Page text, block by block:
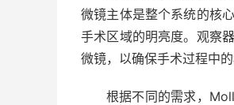
微镜主体是整个系统的核
手术区域的明亮度。观察
微镜，以确保手术过程中的
根据不同的需求，